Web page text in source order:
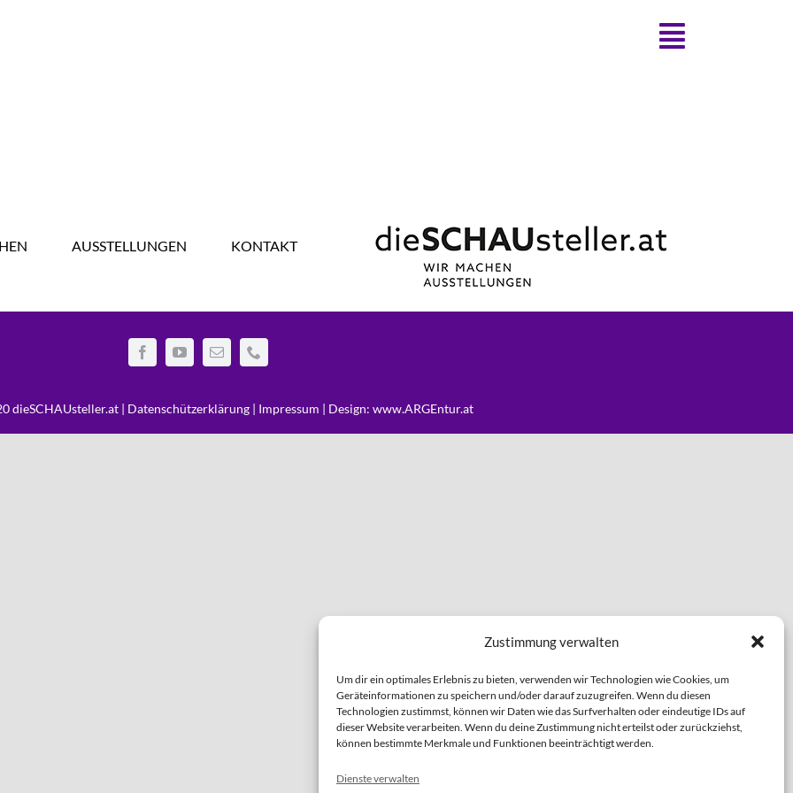
Zustimmung verwalten
Um dir ein optimales Erlebnis zu bieten, verwenden wir Technologien wie Cookies, um
Geräteinformationen zu speichern und/oder darauf zuzugreifen. Wenn du diesen
Technologien zustimmst, können wir Daten wie das Surfverhalten oder eindeutige IDs auf
dieser Website verarbeiten. Wenn du deine Zustimmung nicht erteilst oder zurückziehst,
können bestimmte Merkmale und Funktionen beeinträchtigt werden.
Dienste verwalten
AUSSTELLUNGEN KONTAKT
dieSCHAUsteller.at | Datenschützerklärung | Impressum | Design: www.ARGEntur.at